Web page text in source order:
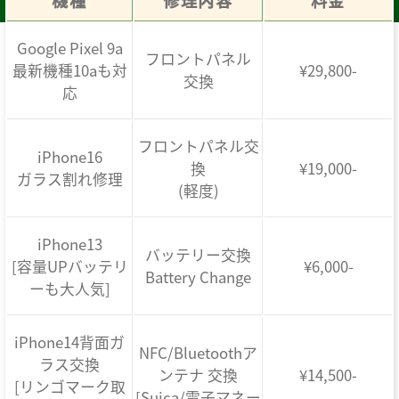
Google Pixel 9a
最新機種10aも対
応
フロントパネル
交換
¥29,800-
iPhone16
ガラス割れ修理
フロントパネル交
換
(軽度)
¥19,000-
iPhone13
[容量UPバッテリ
ーも大人気]
バッテリー交換
Battery Change
¥6,000-
iPhone14背面ガ
ラス交換
[リンゴマーク取
NFC/Bluetoothア
ンテナ 交換
¥14,500-